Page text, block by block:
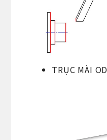
TRỤC MÀI OD